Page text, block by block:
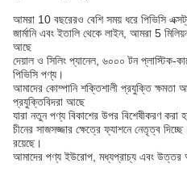
আমরা 10 বছরেরও বেশি সময় ধরে পিভিসি
জার্মানি এবং ইতালি থেকে লাইন, আমরা 5
আছে
দেয়াল ও সিলিং প্যানেল, ৬০০০ টন প্লাস্টিক-
পিভিসি পণ্য।
আমাদের কোম্পানি শক্তিশালী প্রযুক্তি
প্রযুক্তিবিদরা আছে
যারা নতুন পণ্য বিকাশের উপর বিশেষীকরণ
চীনের সাজসজ্জার ক্ষেত্রে ফ্যাশনে নেতৃত্ব
রয়েছে।
আমাদের পণ্য ইউরোপ, মধ্যপ্রাচ্য এবং উত্তর